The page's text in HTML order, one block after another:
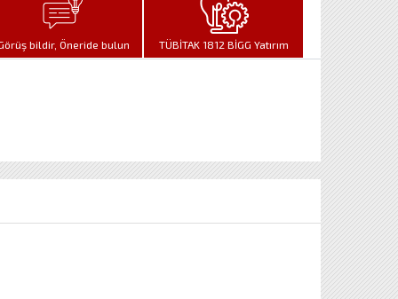
bildir, Öneride bulun TÜBİTAK 1812 BİGG Yatırım